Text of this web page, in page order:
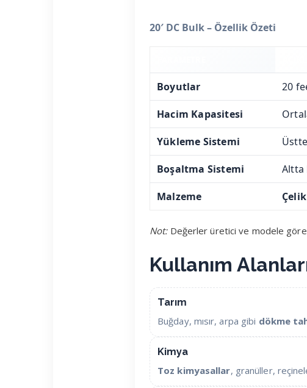
20′ DC Bulk – Özellik Özeti
Boyutlar 20
Hacim Kapasitesi
Yükleme Sistemi
Boşaltma Sistemi Altta
Malzeme
Not:Değerler üretici ve modele göre
Kullanım
Tarım
Buğday, mısır, arpa gibi dökme
Kimya
Toz kimyasallar, granüller,